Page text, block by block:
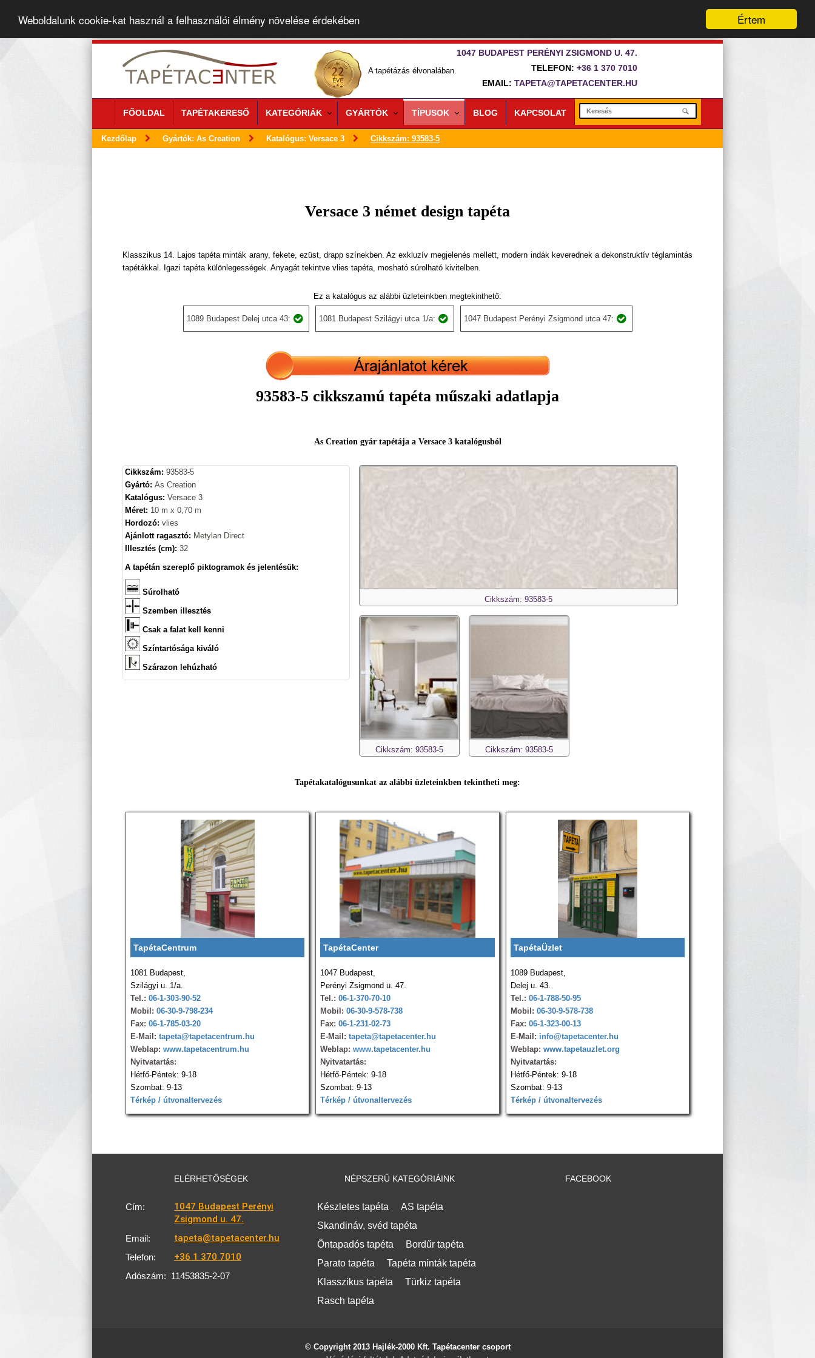
Értem
Weboldalunk cookie-kat használ a felhasználói élmény növelése érdekében
A tapétázás élvonalában.
1047 BUDAPEST PERÉNYI ZSIGMOND U. 47.
TELEFON: +36 1 370 7010
EMAIL: TAPETA@TAPETACENTER.HU
FŐOLDAL TAPÉTAKERESŐ KATEGÓRIÁK GYÁRTÓK TÍPUSOK BLOG KAPCSOLAT
Kezdőlap Gyártók: As Creation Katalógus: Versace 3 Cikkszám: 93583-5
Versace 3 német design tapéta
Klasszikus 14. Lajos tapéta minták arany, fekete, ezüst, drapp színekben. Az exkluzív megjelenés mellett, modern indák keverednek a dekonstruktív téglamintás
tapétákkal. Igazi tapéta különlegességek. Anyagát tekintve vlies tapéta, mosható súrolható kivitelben.
Ez a katalógus az alábbi üzleteinkben megtekinthető:
1089 Budapest Delej utca 43: 1081 Budapest Szilágyi utca 1/a: 1047 Budapest Perényi Zsigmond utca 47:
93583-5 cikkszamú tapéta műszaki adatlapja
As Creation gyár tapétája a Versace 3 katalógusból
Cikkszám: 93583-5
Gyártó: As Creation
Katalógus: Versace 3
Méret: 10 m x 0,70 m
Hordozó: vlies
Ajánlott ragasztó: Metylan Direct
Illesztés (cm): 32
A tapétán szereplő piktogramok és jelentésük:
Súrolható
Szemben illesztés
Csak a falat kell kenni
Színtartósága kiváló
Szárazon lehúzható
Cikkszám: 93583-5
Cikkszám: 93583-5 Cikkszám: 93583-5
Tapétakatalógusunkat az alábbi üzleteinkben tekintheti meg:
TapétaCentrum
1081 Budapest,
Szilágyi u. 1/a.
Tel.: 06-1-303-90-52
Mobil: 06-30-9-798-234
Fax: 06-1-785-03-20
E-Mail: tapeta@tapetacentrum.hu
Weblap: www.tapetacentrum.hu
Nyitvatartás:
Hétfő-Péntek: 9-18
Szombat: 9-13
Térkép / útvonaltervezés
TapétaCenter
1047 Budapest,
Perényi Zsigmond u. 47.
Tel.: 06-1-370-70-10
Mobil: 06-30-9-578-738
Fax: 06-1-231-02-73
E-Mail: tapeta@tapetacenter.hu
Weblap: www.tapetacenter.hu
Nyitvatartás:
Hétfő-Péntek: 9-18
Szombat: 9-13
Térkép / útvonaltervezés
TapétaÜzlet
1089 Budapest,
Delej u. 43.
Tel.: 06-1-788-50-95
Mobil: 06-30-9-578-738
Fax: 06-1-323-00-13
E-Mail: info@tapetacenter.hu
Weblap: www.tapetauzlet.org
Nyitvatartás:
Hétfő-Péntek: 9-18
Szombat: 9-13
Térkép / útvonaltervezés
ELÉRHETŐSÉGEK
Cím:
1047 Budapest Perényi
Zsigmond u. 47.
Email: tapeta@tapetacenter.hu
Telefon: +36 1 370 7010
Adószám: 11453835-2-07
NÉPSZERŰ KATEGÓRIÁINK
Készletes tapéta
AS tapéta
Skandináv, svéd tapéta
Öntapadós tapéta
Bordűr tapéta
Parato tapéta
Tapéta minták tapéta
Klasszikus tapéta
Türkiz tapéta
Rasch tapéta
FACEBOOK
© Copyright 2013 Hajlék-2000 Kft. Tapétacenter csoport